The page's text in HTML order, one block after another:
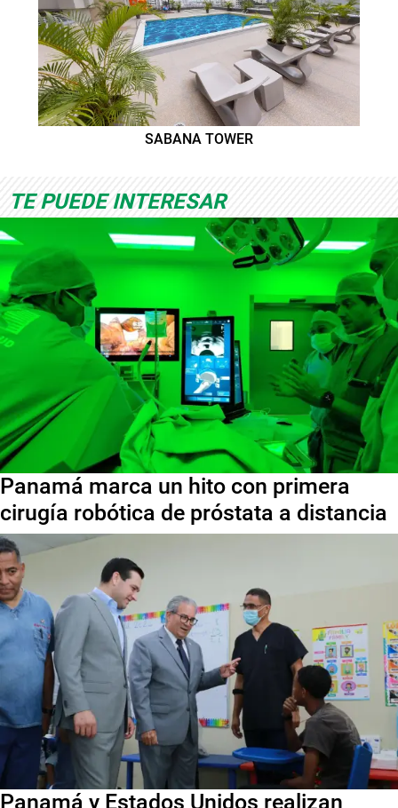
SABANA TOWER
TE PUEDE INTERESAR
Panamá marca un hito con primera
cirugía robótica de próstata a distancia
Panamá y Estados Unidos realizan